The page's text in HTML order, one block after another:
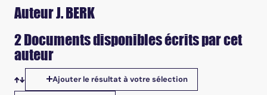
Auteur J. BERK
2 Documents disponibles écrits par cet
auteur
Tris disponibles
Ajouter le résultat à votre sélection